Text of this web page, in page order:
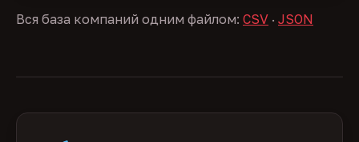
Вся база компаний одним файлом: CSV · JSON